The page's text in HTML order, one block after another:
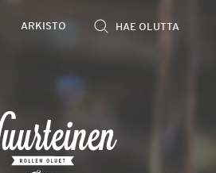
ARKISTO